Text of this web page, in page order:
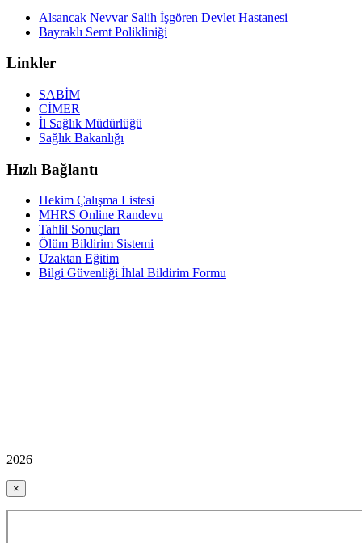
Alsancak Nevvar Salih İşgören Devlet Hastanesi
Bayraklı Semt Polikliniği
Linkler
SABİM
CİMER
İl Sağlık Müdürlüğü
Sağlık Bakanlığı
Hızlı Bağlantı
Hekim Çalışma Listesi
MHRS Online Randevu
Tahlil Sonuçları
Ölüm Bildirim Sistemi
Uzaktan Eğitim
Bilgi Güvenliği İhlal Bildirim Formu
2026
×